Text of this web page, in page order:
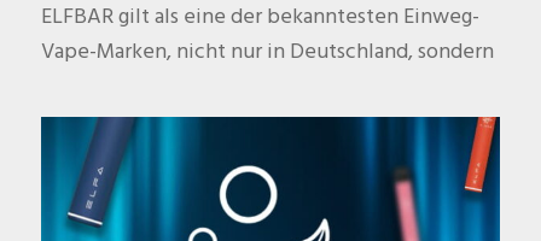
ELFBAR gilt als eine der bekanntesten Einweg-
Vape-Marken, nicht nur in Deutschland, sondern